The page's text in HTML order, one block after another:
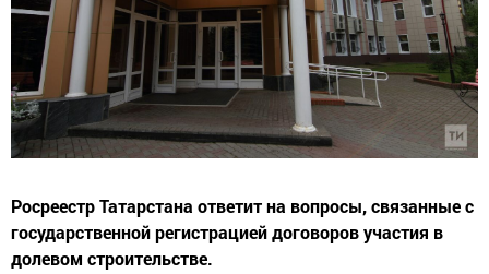
Росреестр Татарстана ответит на вопросы, связанные с
государственной регистрацией договоров участия в
долевом строительстве.